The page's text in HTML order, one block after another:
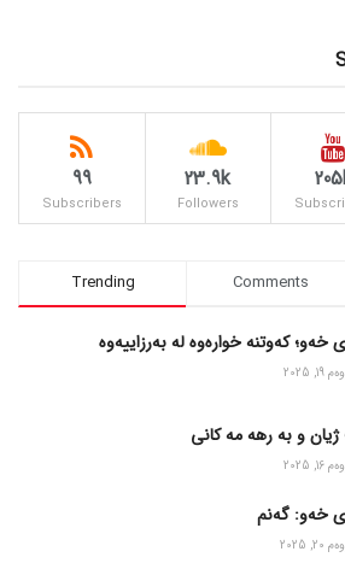
23.9k
Followers
99
Subscribers
Trending Comments
خەو؛ کەوتنە خوارەوە لە بەرزاییەوە
2025
ژیان و به رهه مه کانی
2025
خەو: گەنم
2025